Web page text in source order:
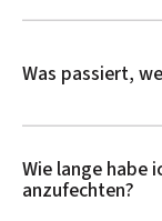
Was passiert,
Wie lange habe
anzufechten?